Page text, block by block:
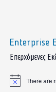
Enterprise
sidebar
Επερχόμενες
Notice There are